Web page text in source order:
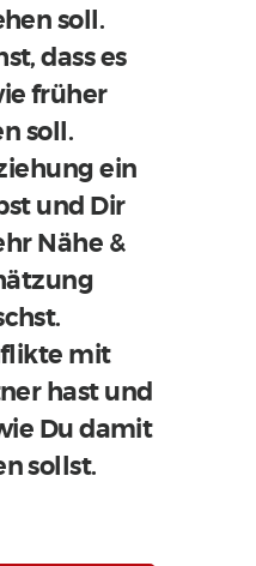
soll.
dass es
früher
soll.
ein
und Dir
Nähe &
mit
hast und
Du damit
sollst.